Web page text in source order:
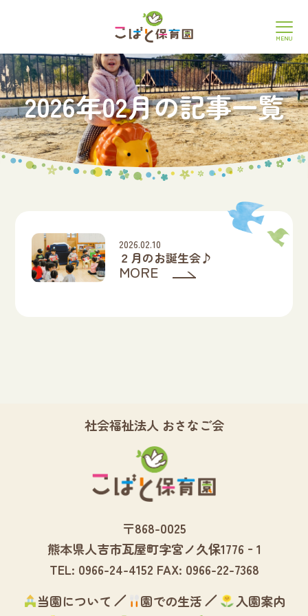
MENU
2026年02月の記事一覧
2026.02.10
２月のお誕生会♪
MORE
社会福祉法人 おさなご会
〒868-0025
熊本県人吉市瓦屋町字宮ノ久保1776‐1
TEL: 0966-24-4152 FAX: 0966-22-7368
当園について
園での生活
入園案内